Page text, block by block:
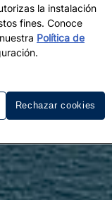
la instalación
fines. Conoce
Política de
Rechazar cookies